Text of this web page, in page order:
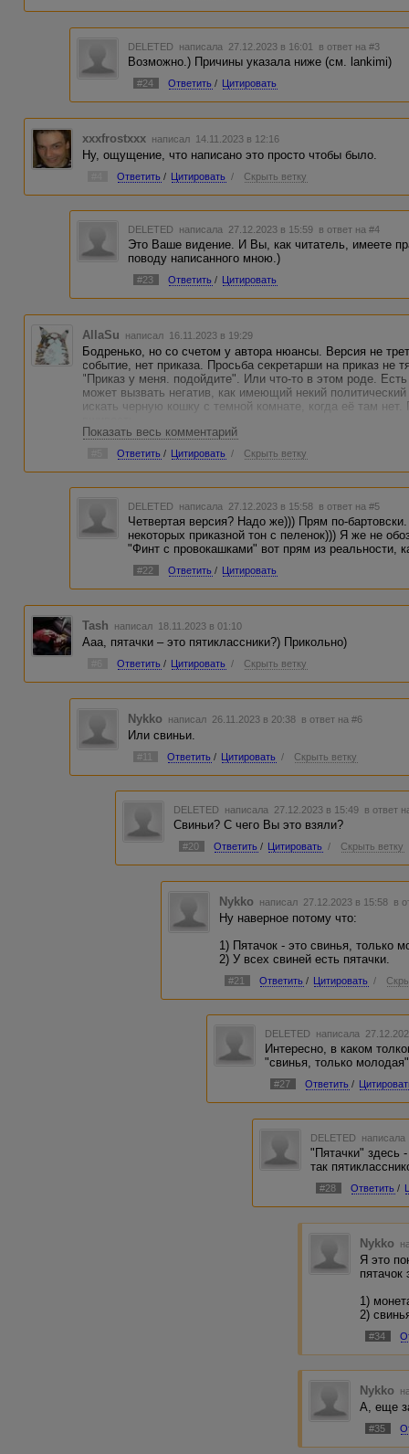
DELETED написала 27.12.2023 в 16:01 в ответ на #3
Возможно.) Причины указала ниже (см. lankimi)
#24 Ответить / Цитировать
xxxfrostxxx написал 14.11.2023 в 12:16
Ну, ощущение, что написано это просто чтобы было.
Ответить / Цитировать / Скрыть ветку
DELETED написала 27.12.2023 в 15:59 в ответ на #4
Это Ваше видение. И Вы, как читатель, имеете
поводу написанного мною.)
#23 Ответить / Цитировать
AllaSu написал 16.11.2023 в 19:29
Бодренько, но со счетом у автора нюансы. Версия не
событие, нет приказа. Просьба секретарши на приказ не
"Приказ у меня. подойдите". Или что-то в этом роде.
может вызвать негатив, как имеющий некий
искать черную кошку с темной комнате, когда её там
Показать весь комментарий
Ответить / Цитировать / Скрыть ветку
DELETED написала 27.12.2023 в 15:58 в ответ на #5
Четвертая версия? Надо же))) Прям по-
некоторых приказной тон с пеленок))) Я же не
"Финт с провокашками" вот прям из реальности,
#22 Ответить / Цитировать
Tash написал 18.11.2023 в 01:10
Ааа, пятачки – это пятиклассники?) Прикольно)
Ответить / Цитировать / Скрыть ветку
Nykko написал 26.11.2023 в 20:38 в ответ на #6
Или свиньи.
#11 Ответить / Цитировать / Скрыть ветку
DELETED написала 27.12.2023 в 15:49 в ответ
Свиньи? С чего Вы это взяли?
#20 Ответить / Цитировать / Скрыть ветку
Nykko написал 27.12.2023 в 15:58 в
Ну наверное потому что:
1) Пятачок - это свинья, только
2) У всех свиней есть пятачки.
#21 Ответить / Цитировать /
DELETED написала
Интересно, в каком
"свинья, только
#27 Ответить /
DELETED
"Пятачки" здесь
так
#28 Ответить /
Nykko
Я это
пятачок
1)
2)
#34
Nykko
А, еще
#35